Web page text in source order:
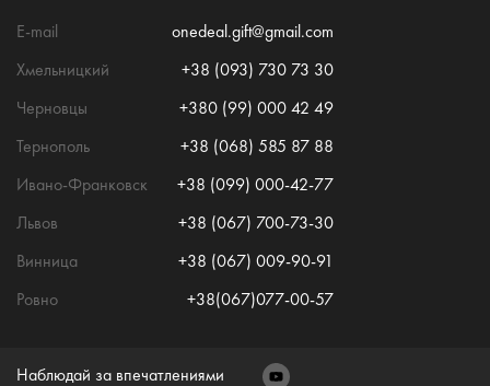
E-mail
onedeal.gift@gmail.com
Хмельницкий
+38 (093) 730 73 30
Черновцы
+380 (99) 000 42 49
Тернополь
+38 (068) 585 87 88
Ивано-Франковск
+38 (099) 000-42-77
Львов
+38 (067) 700-73-30
Винница
+38 (067) 009-90-91
Ровно
+38(067)077-00-57
Наблюдай за впечатлениями